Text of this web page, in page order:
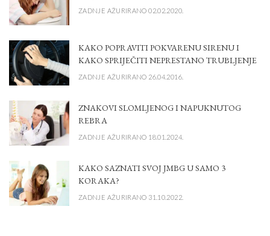
ZADNJE AŽURIRANO 02.02.2020.
KAKO POPRAVITI POKVARENU SIRENU I
KAKO SPRIJEČITI NEPRESTANO TRUBLJENJE
ZADNJE AŽURIRANO 26.04.2016.
ZNAKOVI SLOMLJENOG I NAPUKNUTOG
REBRA
ZADNJE AŽURIRANO 18.01.2024.
KAKO SAZNATI SVOJ JMBG U SAMO 3
KORAKA?
ZADNJE AŽURIRANO 31.10.2022.